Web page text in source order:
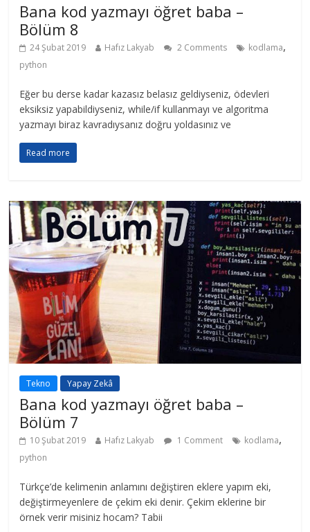
Bana kod yazmayı öğret baba –
Bölüm 8
24 Şubat 2019 Hafız Lakyab 2 Comments kodlama,
python
Eğer bu derse kadar kazasız belasız geldiyseniz, ödevleri
eksiksiz yapabildiyseniz, while/if kullanmayı ve algoritma
yazmayı biraz kavradıysanız doğru yoldasınız ve
Read more
Tekno Yapay Zekâ
Bana kod yazmayı öğret baba –
Bölüm 7
10 Şubat 2019 Hafız Lakyab 1 Comment kodlama,
python
Türkçe’de kelimenin anlamını değiştiren eklere yapım eki,
değiştirmeyenlere de çekim eki denir. Çekim eklerine bir
örnek verir misiniz hocam? Tabii